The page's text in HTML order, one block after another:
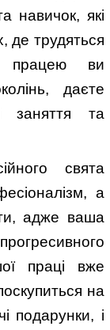
навичок, які
де трудяться
працею ви
даєте
заняття та
свята
а
адже ваша
праці вже
на
подарунки, і